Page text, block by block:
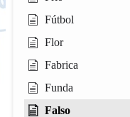
Fútbol
Flor
Fabrica
Funda
Falso